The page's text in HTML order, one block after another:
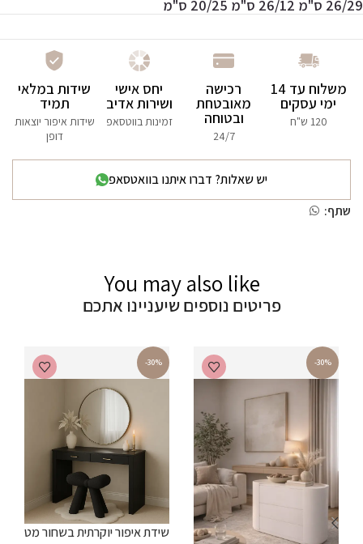
26/29 ס"מ 26/12 ס"מ 20/25 ס"מ
משלוח עד 14
ימי עסקים
120 ש"ח
רכישה
מאובטחת
ובטוחה
24/7
יחס אישי
ושירות אדיב
זמינות בווטסאפ
שידות במלאי
תמיד
שידות איפור יוצאות
דופן
יש שאלות? דברו איתנו בוואטסאפ
שתף:
You may also like
פריטים נוספים שיעניינו אתכם
-30%
-30%
שידת איפור יוקרתית בשחור מט